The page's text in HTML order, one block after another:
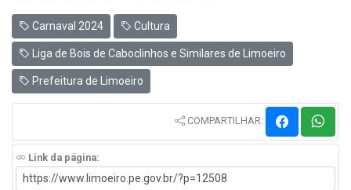
Carnaval 2024 Cultura
Liga de Bois de Caboclinhos e Similares de Limoeiro
Prefeitura de Limoeiro
COMPARTILHAR:
Link da página: